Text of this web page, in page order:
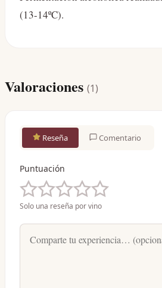
(13-14ºC).
Valoraciones (1)
Reseña Comentario
Puntuación
Solo una reseña por vino